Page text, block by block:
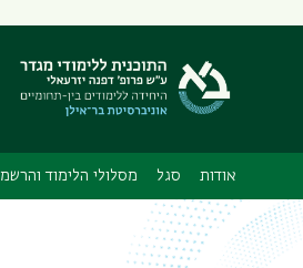
תפריט
אודות סגל מסלולי הלימוד